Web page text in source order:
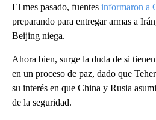
El mes pasado, fuentes informaron a
preparando para entregar armas a
Beijing niega.
Ahora bien, surge la duda de si
en un proceso de paz, dado que
su interés en que China y Rusia
de la seguridad.